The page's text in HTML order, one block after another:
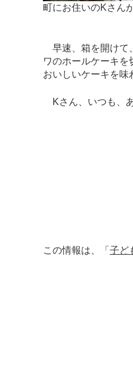
町にお住いのKさん
早速、箱を開けて
ワのホールケーキ
おいしいケーキを味
Kさん、いつも、
この情報は、「 子ど